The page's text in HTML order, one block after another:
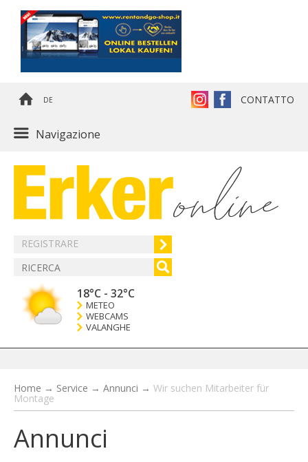
DE CONTATTO
Navigazione
REGISTRARE
18°C - 32°C
METEO
WEBCAMS
VALANGHE
Home → Service → Annunci → Wir suchen Mitarbeiter für
Montage
Annunci